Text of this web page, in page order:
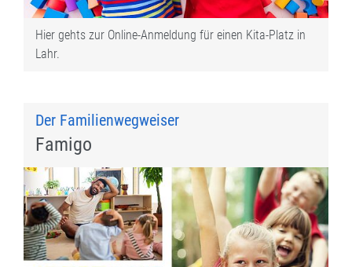
Hier gehts zur Online-Anmeldung für einen Kita-Platz in
Lahr.
Der Familienwegweiser
Famigo